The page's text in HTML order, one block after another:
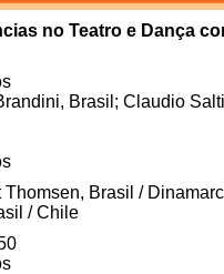
no Teatro e Dança
Brasil; Claudio
Brasil /
/ Chile